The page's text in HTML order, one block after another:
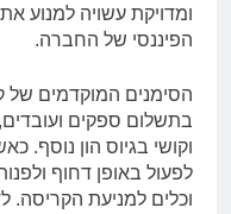
ומדויקת עשויה למנוע
הפיננסי של החברה.
הסימנים המוקדמים של
בתשלום ספקים
וקושי בגיוס הון נוסף.
לפעול באופן דחוף
וכלים למניעת הקריסה.